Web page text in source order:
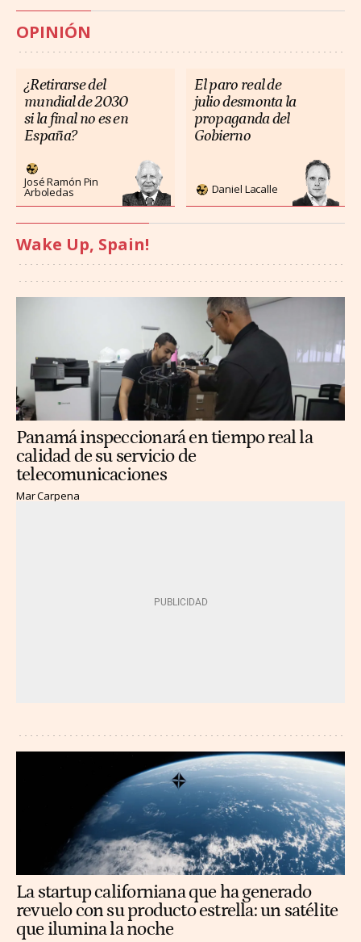
OPINIÓN
¿Retirarse del
mundial de 2030
si la final no es en
España?
José Ramón Pin
Arboledas
El paro real de
julio desmonta la
propaganda del
Gobierno
Daniel Lacalle
Wake Up, Spain!
Panamá inspeccionará en tiempo real la
calidad de su servicio de
telecomunicaciones
Mar Carpena
La startup californiana que ha generado
revuelo con su producto estrella: un satélite
que ilumina la noche